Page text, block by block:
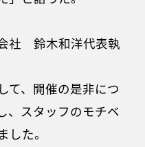
社 鈴木和洋代表執
て、開催の是非につ
、スタッフのモチベ
た。